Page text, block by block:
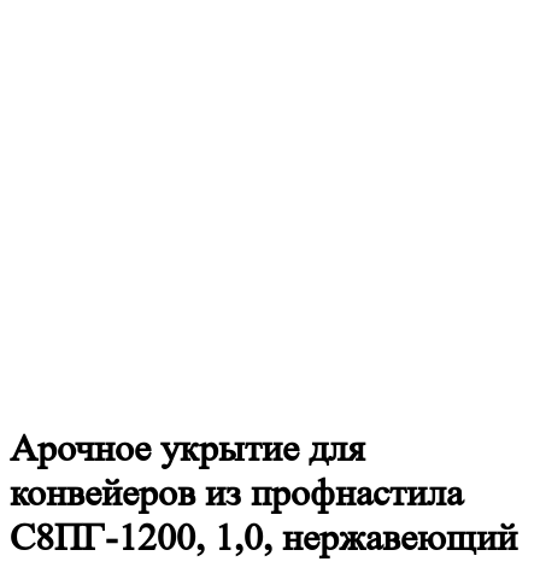
Арочноеукрытие для
конвейеров из профнастила
С8ПГ-1200, 1,0, нержавеющий